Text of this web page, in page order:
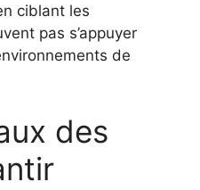
ciblant les
pas s’appuyer
de
des